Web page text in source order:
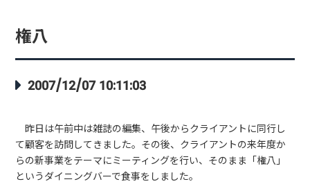
権八
2007/12/07 10:11:03
昨日は午前中は雑誌の編集、午後からクライアントに同行し
て顧客を訪問してきました。その後、クライアントの来年度か
らの新事業をテーマにミーティングを行い、そのまま「権八」
というダイニングバーで食事をしました。